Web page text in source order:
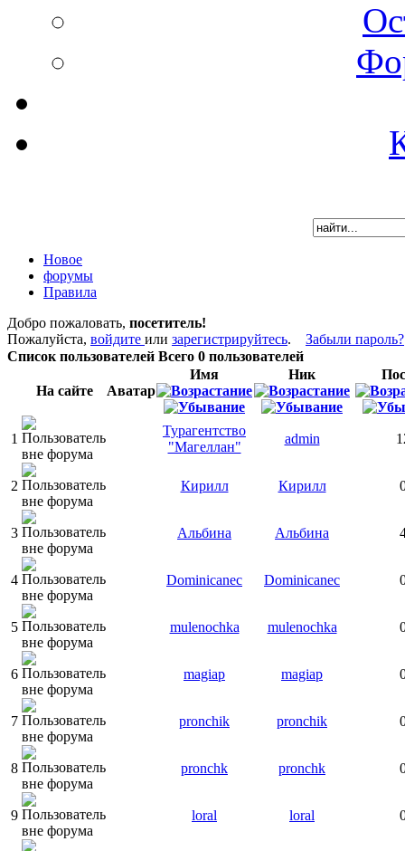
Новое
форумы
Правила
Добро пожаловать, посетитель!
Пожалуйста, войдите или зарегистрируйтесь. Забыли пароль?
Список пользователей Всего 0 пользователей
На сайте Аватар
Имя Ник
1
Турагентство
"Магеллан"
admin
2 Кирилл Кирилл
3 Альбина Альбина
4 Dominicanec Dominicanec
5 mulenochka mulenochka
6 magiap magiap
7 pronchik pronchik
8 pronchk pronchk
9 loral loral